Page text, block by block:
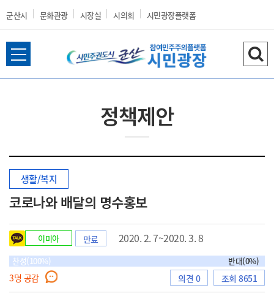
군산시 문화관광 시장실 시의회 시민광장플랫폼
군
시
홈
전
체
검
색
정책제안
생활/복지
코로나와 배달의 명수홍보
이미아 만료 2020. 2. 7~2020. 3. 8
찬성(100%) 반대(0%)
3명 공감 의견 0 조회 8651